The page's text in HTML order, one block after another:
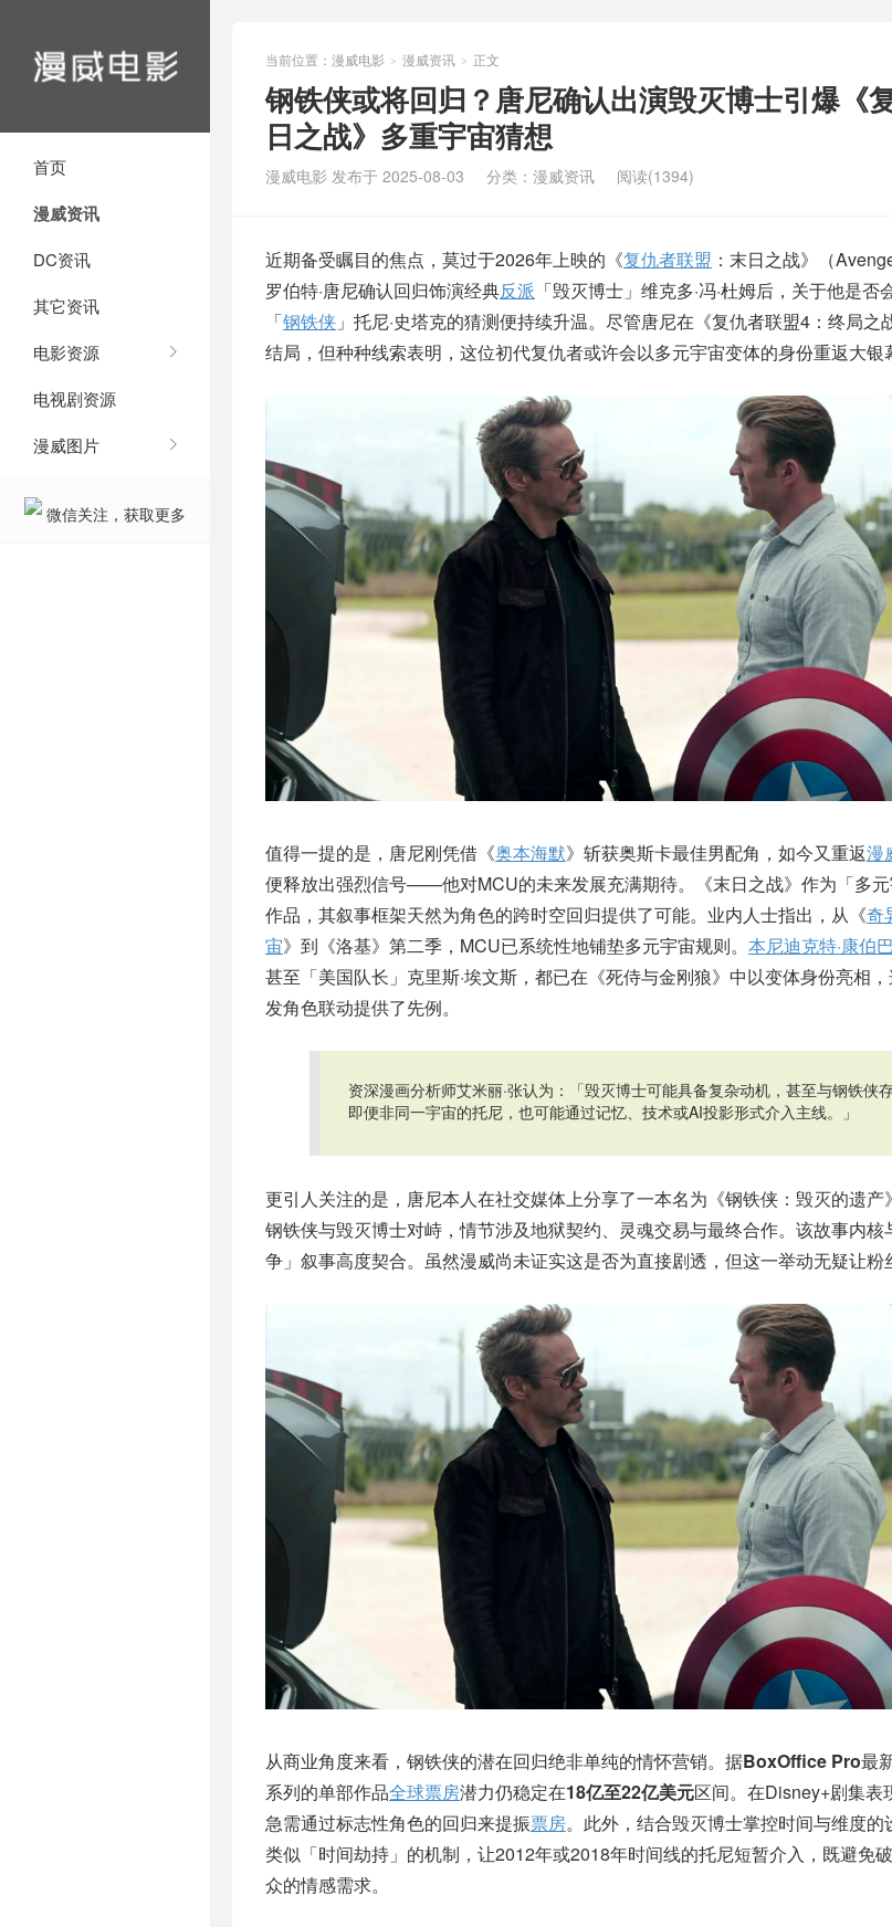
首页
漫威资讯
DC资讯
其它资讯
电影资源
电视剧资源
漫威图片
微信关注，获取更多
当前位置： 漫威电影 > 漫威资讯 > 正文
钢铁侠或将回归？唐尼确认出演毁灭博士引爆《
日之战》多重宇宙猜想
漫威电影 发布于 2025-08-03 分类： 漫威资讯 阅读(1394)
近期备受瞩目的焦点，莫过于2026年上映的《复仇者联盟 ：末日之战》（
罗伯特·唐尼确认回归饰演经典反派 「毁灭博士」维克多·冯·杜姆后，关于他是
「钢铁侠 」托尼·史塔克的猜测便持续升温。尽管唐尼在《复仇者联盟4：终局
结局，但种种线索表明，这位初代复仇者或许会以多元宇宙变体的身份重返大银
值得一提的是，唐尼刚凭借《奥本海默》斩获奥斯卡最佳男配角，如今又重返漫
便释放出强烈信号——他对MCU的未来发展充满期待。《末日之战》作为「多
作品，其叙事框架天然为角色的跨时空回归提供了可能。业内人士指出，从《奇
宙》到《洛基》第二季，MCU已系统性地铺垫多元宇宙规则。 本尼迪克特·康伯
甚至「美国队长」克里斯·埃文斯，都已在《死侍与金刚狼》中以变体身份亮相
发角色联动提供了先例。
资深漫画分析师艾米丽·张认为：「毁灭博士可能具备复杂动机，甚至与钢铁
即便非同一宇宙的托尼，也可能通过记忆、技术或AI投影形式介入主线。」
更引人关注的是，唐尼本人在社交媒体上分享了一本名为《钢铁侠：毁灭的遗产
钢铁侠与毁灭博士对峙，情节涉及地狱契约、灵魂交易与最终合作。该故事内
争」叙事高度契合。虽然漫威尚未证实这是否为直接剧透，但这一举动无疑让粉
从商业角度来看，钢铁侠的潜在回归绝非单纯的情怀营销。据BoxOffice Pro最
系列的单部作品全球票房潜力仍稳定在18亿至22亿美元区间。在Disney+剧集表
急需通过标志性角色的回归来提振票房。此外，结合毁灭博士掌控时间与维度
类似「时间劫持」的机制，让2012年或2018年时间线的托尼短暂介入，既避免
众的情感需求。